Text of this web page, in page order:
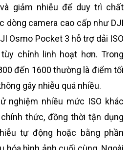
giảm nhiễu để duy trì chất
dòng camera cao cấp như DJI
Osmo Pocket 3 hỗ trợ dải ISO
chỉnh linh hoạt hơn. Trong
đến 1600 thường là điểm tối
gây nhiễu quá nhiều.
nghiệm nhiều mức ISO khác
thức, đồng thời tận dụng
tự động hoặc bằng phần